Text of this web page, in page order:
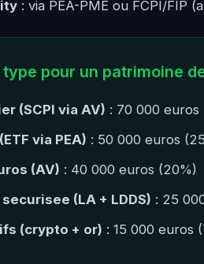
: via PEA-PME ou FCPI/FIP
pour un patrimoine
(SCPI via AV) : 70 000 euros
via PEA) : 50 000 euros
(AV) : 40 000 euros (20%)
(LA + LDDS) : 25
(crypto + or) : 15 000 euros